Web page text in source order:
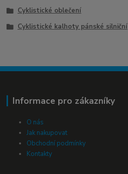
Cyklistické oblečení
Cyklistické kalhoty pánské silniční
Informace pro zákazníky
O nás
Jak nakupovat
Obchodní podmínky
Kontakty